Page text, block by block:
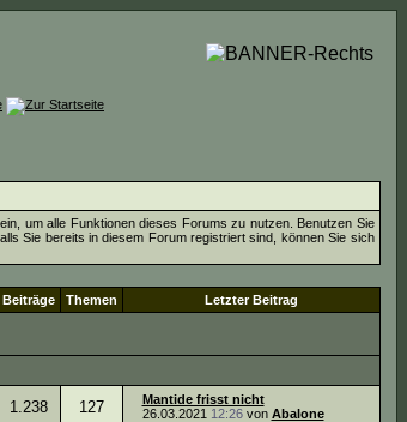
um alle Funktionen dieses Forums zu nutzen. Benutzen Sie
Sie bereits in diesem Forum registriert sind, können Sie sich
Beiträge Themen Letzter Beitrag
1.238 127
Mantide frisst nicht
26.03.2021 12:26von Abalone